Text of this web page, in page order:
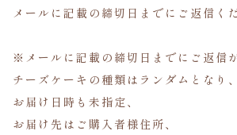
メールに記載の締切日までにご返信く
※メールに記載の締切日までにご返信
チーズケーキの種類はランダムとなり、
お届け日時も未指定、
お届け先はご購入者様住所、